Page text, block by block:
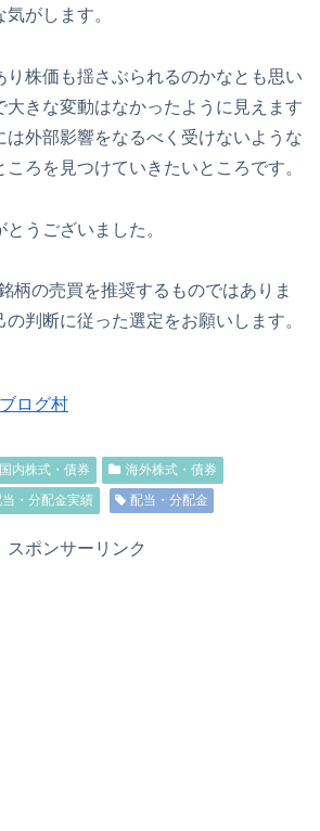
がします。
り株価も揺さぶられるのかなとも思い
大きな変動はなかったように見えます
は外部影響をなるべく受けないような
ろを見つけていきたいところです。
うございました。
柄の売買を推奨するものではありま
判断に従った選定をお願いします。
ログ村
国内株式・債券
海外株式・債券
当・分配金実績 配当・分配金
スポンサーリンク